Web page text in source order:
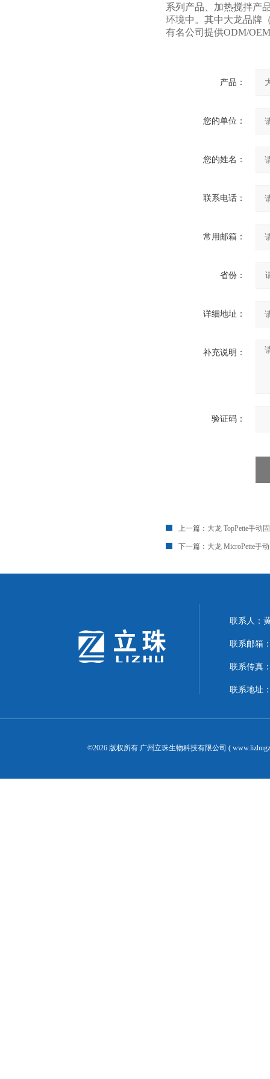
系列产品、加热搅拌产
环境中。其中大龙品牌
有名公司提供ODM/
产品：
您的单位：
您的姓名：
联系电话：
常用邮箱：
省份：
详细地址：
补充说明：
验证码：
上一篇： 大龙 TopPette手动
下一篇： 大龙 MicroPette手
联系人：
联系邮箱
联系传真
联系地址
©2026 版权所有 广州立珠生物科技有限公司 (